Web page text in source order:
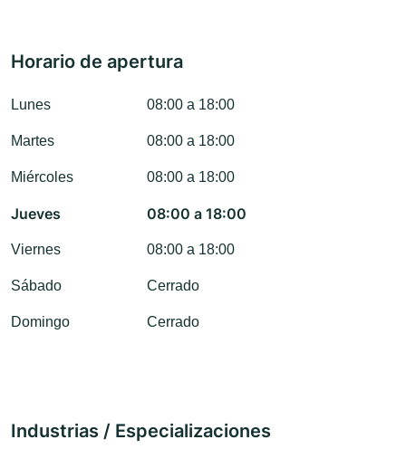
Horario de apertura
Lunes 08:00 a 18:00
Martes 08:00 a 18:00
Miércoles 08:00 a 18:00
Jueves 08:00 a 18:00
Viernes 08:00 a 18:00
Sábado Cerrado
Domingo Cerrado
Industrias / Especializaciones